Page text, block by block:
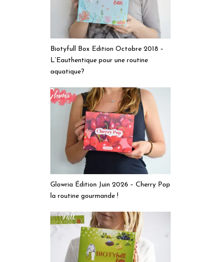
Biotyfull Box Edition Octobre 2018 –
L’Eauthentique pour une routine
aquatique?
Glowria Édition Juin 2026 – Cherry Pop
la routine gourmande !